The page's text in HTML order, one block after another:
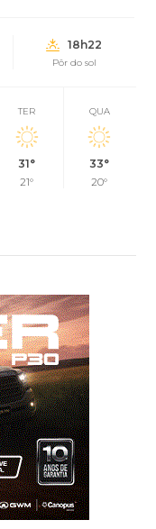
18h22
Pôr do sol
TER
31°
21°
QUA
33°
20°